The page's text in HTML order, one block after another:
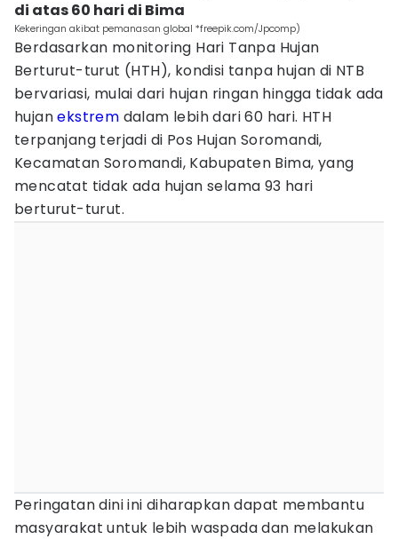
di atas 60 hari di Bima
Kekeringan akibat pemanasan global *freepik.com/Jpcomp)
Berdasarkan monitoring Hari Tanpa Hujan
Berturut-turut (HTH), kondisi tanpa hujan di NTB
bervariasi, mulai dari hujan ringan hingga tidak ada
hujanekstrem dalam lebih dari 60 hari. HTH
terpanjang terjadi di Pos Hujan Soromandi,
Kecamatan Soromandi, Kabupaten Bima, yang
mencatat tidak ada hujan selama 93 hari
berturut-turut.
Peringatan dini ini diharapkan dapat membantu
masyarakat untuk lebih waspada dan melakukan